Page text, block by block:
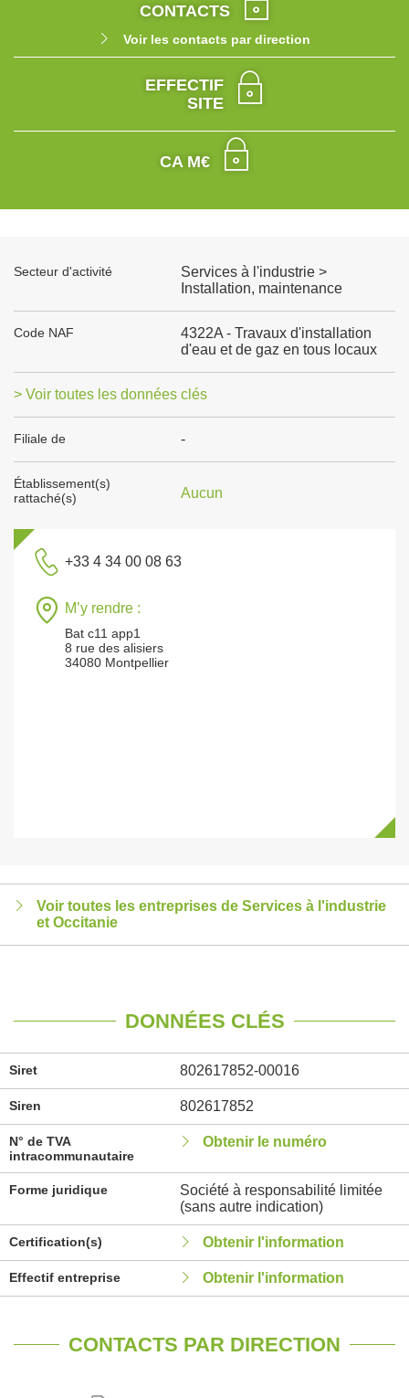
CONTACTS
Voir les contacts par direction
EFFECTIF
SITE
CA M€
Secteur d'activité
Services à l'industrie >
Installation, maintenance
Code NAF
4322A - Travaux d'installation
d'eau et de gaz en tous locaux
> Voir toutes les données clés
Filiale de -
Établissement(s)
rattaché(s)
Aucun
+33 4 34 00 08 63
M’y rendre :
Bat c11 app1
8 rue des alisiers
34080 Montpellier
Voir toutes les entreprises de Services à l'industrie
et Occitanie
DONNÉES CLÉS
Siret 802617852-00016
Siren 802617852
N° de TVA
intracommunautaire
Obtenir le numéro
Forme juridique
Société à responsabilité limitée
(sans autre indication)
Certification(s) Obtenir l'information
Effectif entreprise Obtenir l'information
CONTACTS PAR DIRECTION